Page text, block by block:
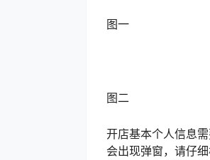
图一
图二
开店基本个人信息
会出现弹窗，请仔